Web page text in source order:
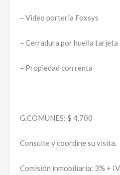
– Video portería Foxsys
– Cerradura por huella tarjeta
– Propiedad con renta
G.COMUNES: $ 4.700
Consulte y coordine su visita.
Comisión inmobiliaria: 3% +